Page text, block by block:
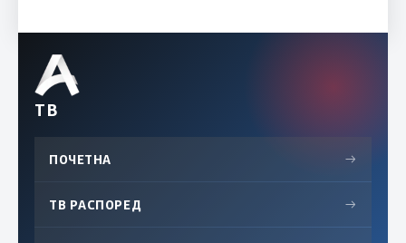
ТВ
ПОЧЕТНА →
ТВ РАСПОРЕД →